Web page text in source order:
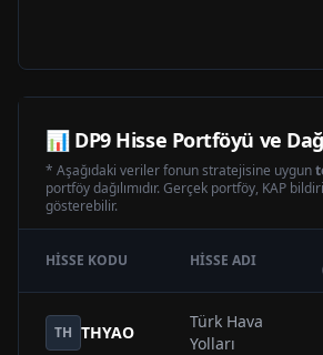
📊 DP9Hisse Portföyü ve
* Aşağıdaki veriler fonun stratejisine uygun
portföy dağılımıdır. Gerçek portföy, KAP
gösterebilir.
HISSE KODU HISSE ADI
TH THYAO
Türk Hava
Yolları